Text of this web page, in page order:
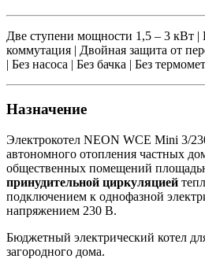
Две ступени мощности 1,5 – 3 кВт |
коммутация | Двойная защита от
| Без насоса | Без бачка | Без
Назначение
Электрокотел NEON WCE Mini 3/
автономного отопления частных
общественных помещений
принудительной циркуляцией
подключением к однофазной
напряжением 230 В.
Бюджетный электрический котел
загородного дома.